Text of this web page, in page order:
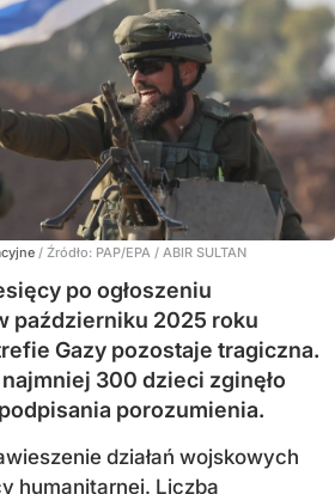
/ Źródło: PAP/EPA / ABIR SULTAN
po ogłoszeniu
październiku 2025 roku
Gazy pozostaje tragiczna.
najmniej 300 dzieci zginęło
porozumienia.
działań wojskowych
humanitarnej. Liczba